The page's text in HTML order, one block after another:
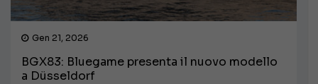
Gen 21, 2026
BGX83: Bluegame presenta il nuovo modello
a Düsseldorf